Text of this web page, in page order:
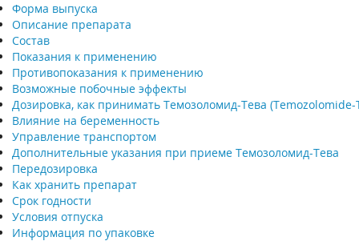
Форма выпуска
Описание препарата
Состав
Показания к применению
Противопоказания к применению
Возможные побочные эффекты
Дозировка, как принимать Темозоломид-Тева (Temozolomide-
Влияние на беременность
Управление транспортом
Дополнительные указания при приеме Темозоломид-Тева
Передозировка
Как хранить препарат
Срок годности
Условия отпуска
Информация по упаковке